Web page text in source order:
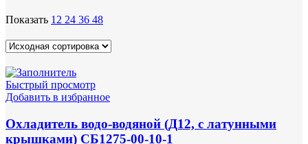
Показать 12 24 36 48
Быстрый просмотр
Добавить в избранное
Охладитель водо-водяной (Д12, с латунными
крышками) СБ1275-00-10-1